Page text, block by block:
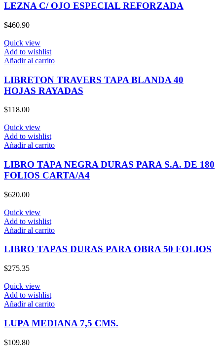
LEZNA C/ OJO ESPECIAL REFORZADA
$460.90
Quick view
Add to wishlist
Añadir al carrito
LIBRETON TRAVERS TAPA BLANDA 40
HOJAS RAYADAS
$118.00
Quick view
Add to wishlist
Añadir al carrito
LIBRO TAPA NEGRA DURAS PARA S.A. DE 180
FOLIOS CARTA/A4
$620.00
Quick view
Add to wishlist
Añadir al carrito
LIBRO TAPAS DURAS PARA OBRA 50 FOLIOS
$275.35
Quick view
Add to wishlist
Añadir al carrito
LUPA MEDIANA 7,5 CMS.
$109.80